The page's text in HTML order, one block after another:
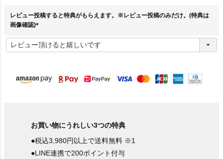
レビュー投稿すると特典がもらえます。※レビュー投稿のみだけ。(特典は
画像確認)
必
須
お買い物にうれしい3つの特典
●税込3,980円以上で送料無料 ※1
●LINE連携で200ポイント付与